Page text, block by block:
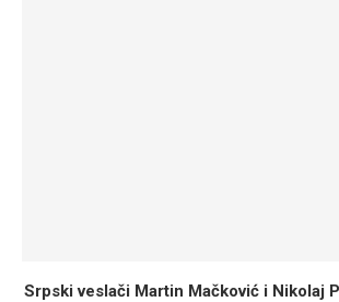
Srpski veslači Martin Mačković i Nikolaj